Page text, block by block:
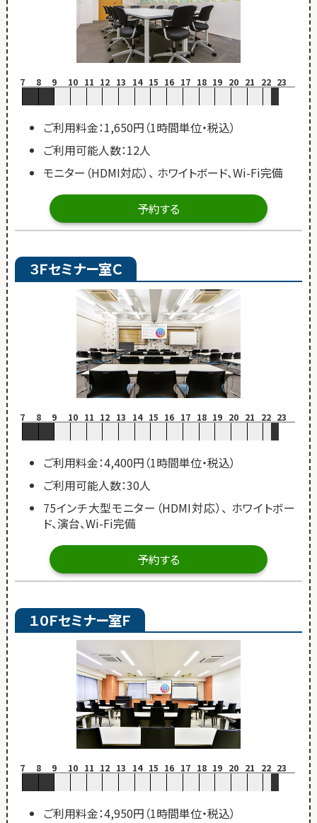
7 8 9 10 11 12 13 14 15 16 17 18 19 20 21 22 23
ご利用料金：1,650円（1時間単位・税込）
ご利用可能人数：12人
モニター（HDMI対応）、 ホワイトボード、Wi-Fi完備
予約する
３Ｆセミナー室Ｃ
7 8 9 10 11 12 13 14 15 16 17 18 19 20 21 22 23
ご利用料金：4,400円（1時間単位・税込）
ご利用可能人数：30人
75インチ大型モニター（HDMI対応）、 ホワイトボー
ド、演台、Wi-Fi完備
予約する
１０Ｆセミナー室Ｆ
7 8 9 10 11 12 13 14 15 16 17 18 19 20 21 22 23
ご利用料金：4,950円（1時間単位・税込）